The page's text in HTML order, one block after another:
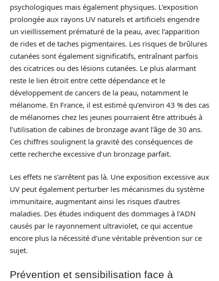
psychologiques mais également physiques. L’exposition
prolongée aux rayons UV naturels et artificiels engendre
un vieillissement prématuré de la peau, avec l’apparition
de rides et de taches pigmentaires. Les risques de brûlures
cutanées sont également significatifs, entraînant parfois
des cicatrices ou des lésions cutanées. Le plus alarmant
reste le lien étroit entre cette dépendance et le
développement de cancers de la peau, notamment le
mélanome. En France, il est estimé qu’environ 43 % des cas
de mélanomes chez les jeunes pourraient être attribués à
l’utilisation de cabines de bronzage avant l’âge de 30 ans.
Ces chiffres soulignent la gravité des conséquences de
cette recherche excessive d’un bronzage parfait.
Les effets ne s’arrêtent pas là. Une exposition excessive aux
UV peut également perturber les mécanismes du système
immunitaire, augmentant ainsi les risques d’autres
maladies. Des études indiquent des dommages à l’ADN
causés par le rayonnement ultraviolet, ce qui accentue
encore plus la nécessité d’une véritable prévention sur ce
sujet.
Prévention et sensibilisation face à